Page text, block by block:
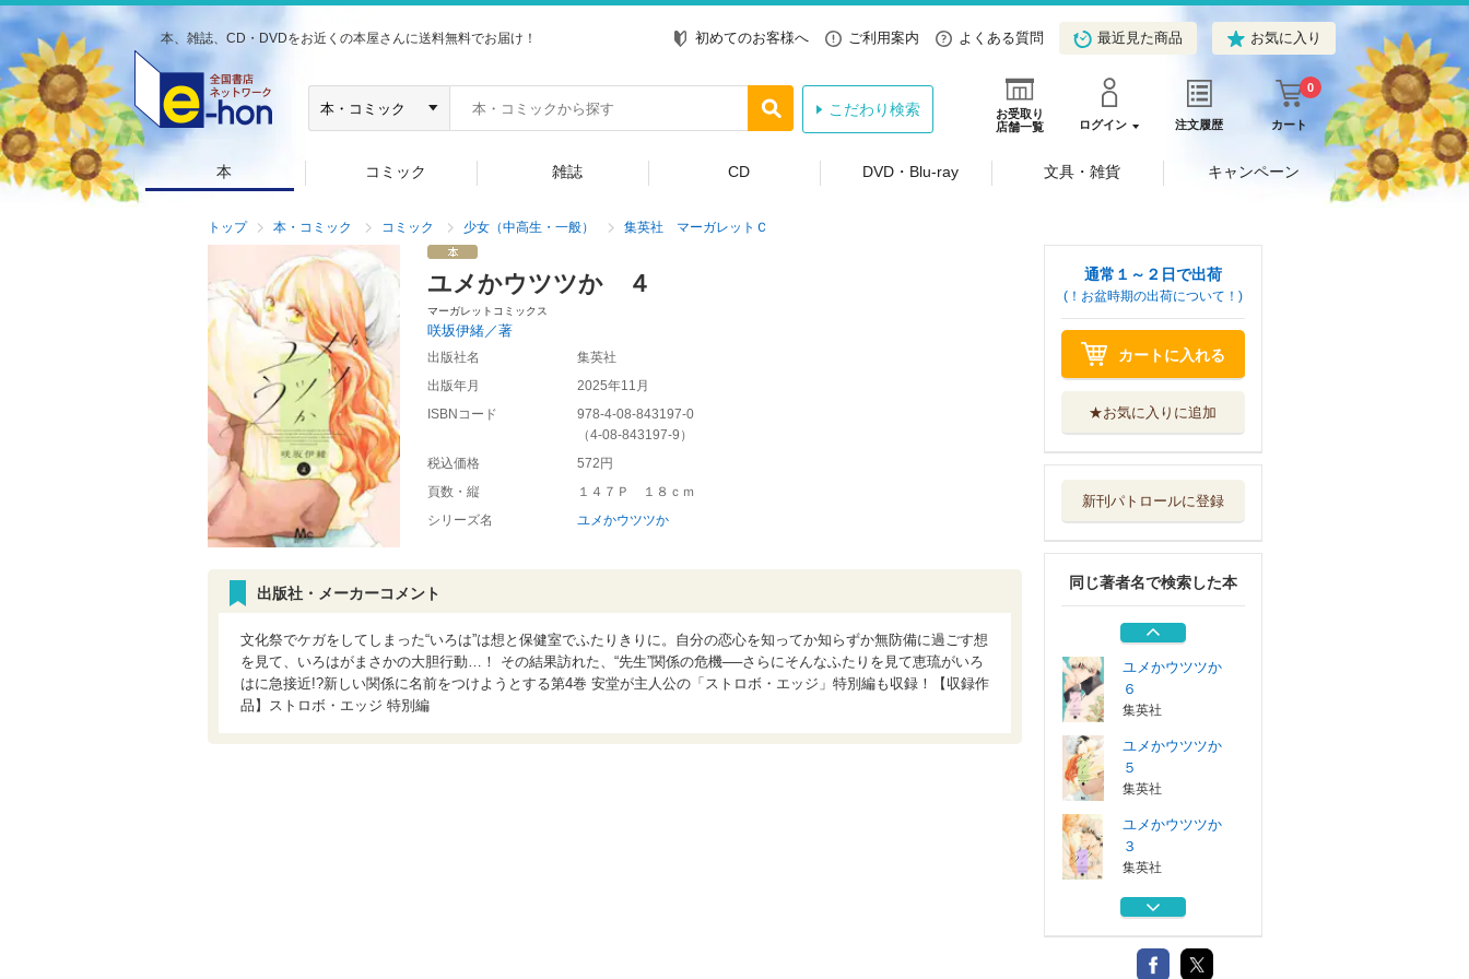
本、雑誌、CD・DVDをお近くの本屋さんに送料無料でお届け！ 初めてのお客様へ ご利用案内 よくある質問 最近見た商品 お気に入り
お受取り
店舗一覧
ログイン 注文履歴 カート
0
こだわり検索
本 コミック 雑誌 CD DVD・Blu-ray 文具・雑貨 キャンペーン
トップ 本・コミック コミック 少女（中高生・一般） 集英社 マーガレットＣ
ユメかウツツか ４
マーガレットコミックス
咲坂伊緒／著
出版社名
集英社
出版年月
2025年11月
ISBNコード
978-4-08-843197-0
（4-08-843197-9 ）
税込価格
572円
頁数・縦
１４７Ｐ １８ｃｍ
シリーズ名
ユメかウツツか
出版社・メーカーコメント
文化祭でケガをしてしまった“いろは”は想と保健室でふたりきりに。自分の恋心を知ってか知らずか無防備に過ごす想
を見て、いろはがまさかの大胆行動…！ その結果訪れた、“先生”関係の危機──さらにそんなふたりを見て恵琉がいろ
はに急接近!?新しい関係に名前をつけようとする第4巻 安堂が主人公の「ストロボ・エッジ」特別編も収録！【収録作
品】ストロボ・エッジ 特別編
通常１～２日で出荷
(！お盆時期の出荷について！)
カートに入れる
★お気に入りに追加
新刊パトロールに登録
同じ著者名で検索した本
ユメかウツツか
３
ユメかウツツか
集英社
ユメかウツツか
２
集英社
ユメかウツツか
６
集英社
ユメかウツツか
５
集英社
ユメかウツツか
３
集英社
ユメかウツツか
集英社